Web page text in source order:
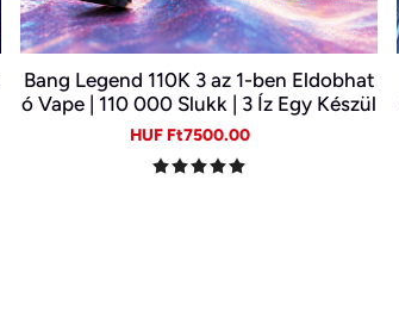
Bang Legend 110K 3 az 1-ben Eldobhat
ó Vape | 110 000 Slukk | 3 Íz Egy Készül
ékben | Digitális Kijelző | Type-C
Sale
HUF Ft7500.00